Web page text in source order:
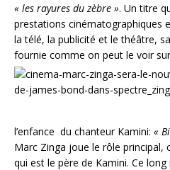
« les rayures du zèbre ». Un titre
prestations cinématographiques
la télé, la publicité et le théâtre,
fournie comme on peut le voir
l’enfance du chanteur Kamini: «
Marc Zinga joue le rôle principal,
qui est le père de Kamini. Ce